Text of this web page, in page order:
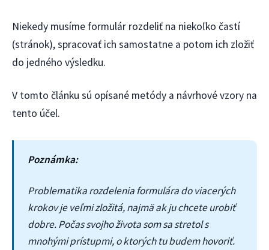
Niekedy musíme formulár rozdeliť na niekoľko častí
(stránok), spracovať ich samostatne a potom ich zložiť
do jedného výsledku.
V tomto článku sú opísané metódy a návrhové vzory na
tento účel.
Poznámka:
Problematika rozdelenia formulára do viacerých
krokov je veľmi zložitá, najmä ak ju chcete urobiť
dobre. Počas svojho života som sa stretol s
mnohými prístupmi, o ktorých tu budem hovoriť.